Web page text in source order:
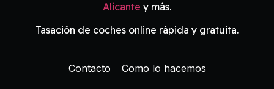
Alicante y más.
Tasación de coches online rápida y gratuita.
Contacto Como lo hacemos